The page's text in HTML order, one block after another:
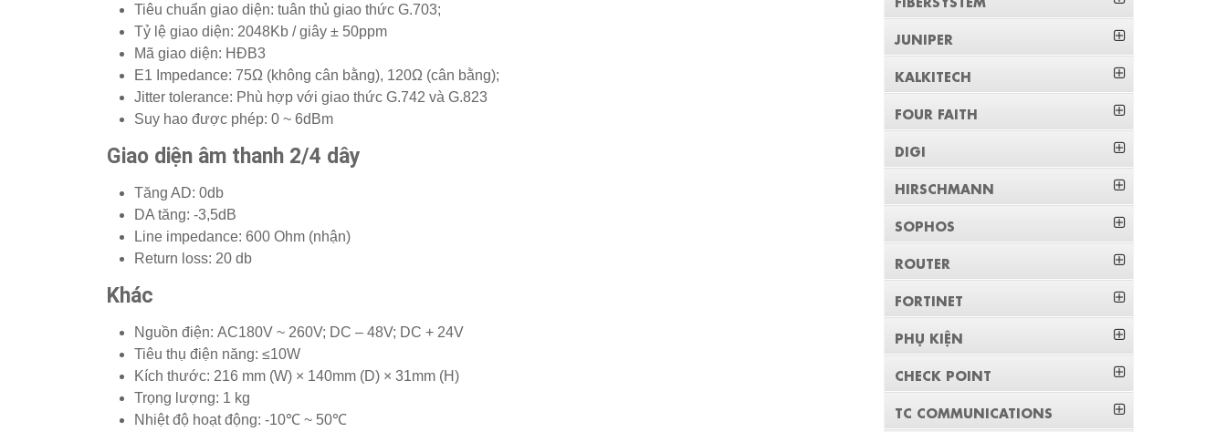
Tiêu chuẩn giao diện: tuân thủ giao thức G.703;
Tỷ lệ giao diện: 2048Kb / giây ± 50ppm
Mã giao diện: HĐB3
E1 Impedance: 75Ω (không cân bằng), 120Ω (cân bằng);
Jitter tolerance: Phù hợp với giao thức G.742 và G.823
Suy hao được phép: 0 ~ 6dBm
Giao diện âm thanh 2/4 dây
Tăng AD: 0db
DA tăng: -3,5dB
Line impedance: 600 Ohm (nhận)
Return loss: 20 db
Khác
Nguồn điện: AC180V ~ 260V; DC – 48V; DC + 24V
Tiêu thụ điện năng: ≤10W
Kích thước: 216 mm (W) × 140mm (D) × 31mm (H)
Trọng lượng: 1 kg
Nhiệt độ hoạt động: -10℃ ~ 50℃
JUNIPER
KALKITECH
FOUR FAITH
DIGI
HIRSCHMANN
SOPHOS
ROUTER
FORTINET
PHỤ KIỆN
CHECK POINT
TC COMMUNICATIONS